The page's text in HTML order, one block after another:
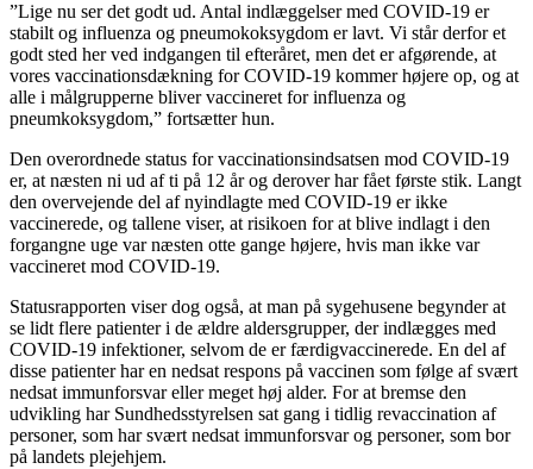
”Lige nu ser det godt ud. Antal indlæggelser med COVID-19 er
stabilt og influenza og pneumokoksygdom er lavt. Vi står derfor et
godt sted her ved indgangen til efteråret, men det er afgørende, at
vores vaccinationsdækning for COVID-19 kommer højere op, og at
alle i målgrupperne bliver vaccineret for influenza og
pneumkoksygdom,” fortsætter hun.
Den overordnede status for vaccinationsindsatsen mod COVID-19
er, at næsten ni ud af ti på 12 år og derover har fået første stik. Langt
den overvejende del af nyindlagte med COVID-19 er ikke
vaccinerede, og tallene viser, at risikoen for at blive indlagt i den
forgangne uge var næsten otte gange højere, hvis man ikke var
vaccineret mod COVID-19.
Statusrapporten viser dog også, at man på sygehusene begynder at
se lidt flere patienter i de ældre aldersgrupper, der indlægges med
COVID-19 infektioner, selvom de er færdigvaccinerede. En del af
disse patienter har en nedsat respons på vaccinen som følge af svært
nedsat immunforsvar eller meget høj alder. For at bremse den
udvikling har Sundhedsstyrelsen sat gang i tidlig revaccination af
personer, som har svært nedsat immunforsvar og personer, som bor
på landets plejehjem.